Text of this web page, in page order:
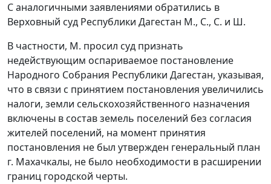
С аналогичными заявлениями обратились в
Верховный суд Республики Дагестан М., С., С. и Ш.
В частности, М. просил суд признать
недействующим оспариваемое постановление
Народного Собрания Республики Дагестан, указывая,
что в связи с принятием постановления увеличились
налоги, земли сельскохозяйственного назначения
включены в состав земель поселений без согласия
жителей поселений, на момент принятия
постановления не был утвержден генеральный план
г. Махачкалы, не было необходимости в расширении
границ городской черты.